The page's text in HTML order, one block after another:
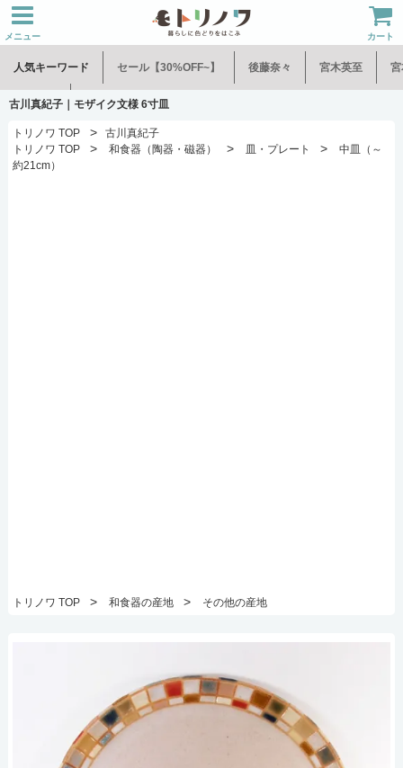
メニュー カート
人気キーワード セール【30%OFF~】 後藤奈々 宮木英至 宮
水谷和音 児玉修治
古川真紀子｜モザイク文様 6寸皿
トリノワ TOP >
古川真紀子
トリノワ TOP
> 和食器（陶器・磁器） > 皿・プレート >
中皿（～
約21cm）
トリノワ TOP > 和食器の産地 > その他の産地